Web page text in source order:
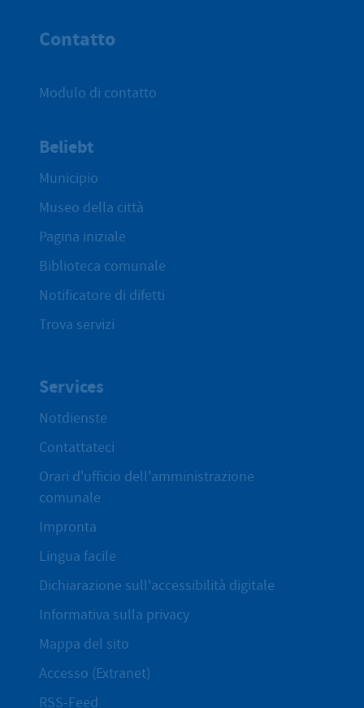
Contatto
Modulo di contatto
Beliebt
Municipio
Museo della città
Pagina iniziale
Biblioteca comunale
Notificatore di difetti
Trova servizi
Services
Notdienste
Contattateci
Orari d'ufficio dell'amministrazione
comunale
Impronta
Lingua facile
Dichiarazione sull'accessibilità digitale
Informativa sulla privacy
Mappa del sito
Accesso (Extranet)
RSS-Feed